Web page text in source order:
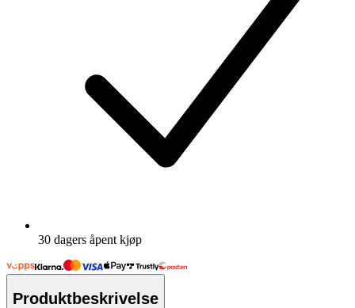
30 dagers åpent kjøp
Produktbeskrivelse